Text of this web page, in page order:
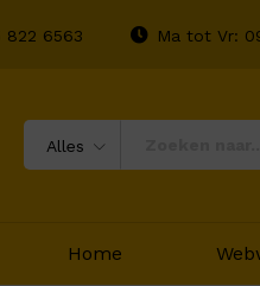
822 6563 Ma tot Vr:
Alles
Home